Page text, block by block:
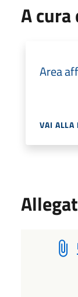
A cura
Area
VAI ALLA